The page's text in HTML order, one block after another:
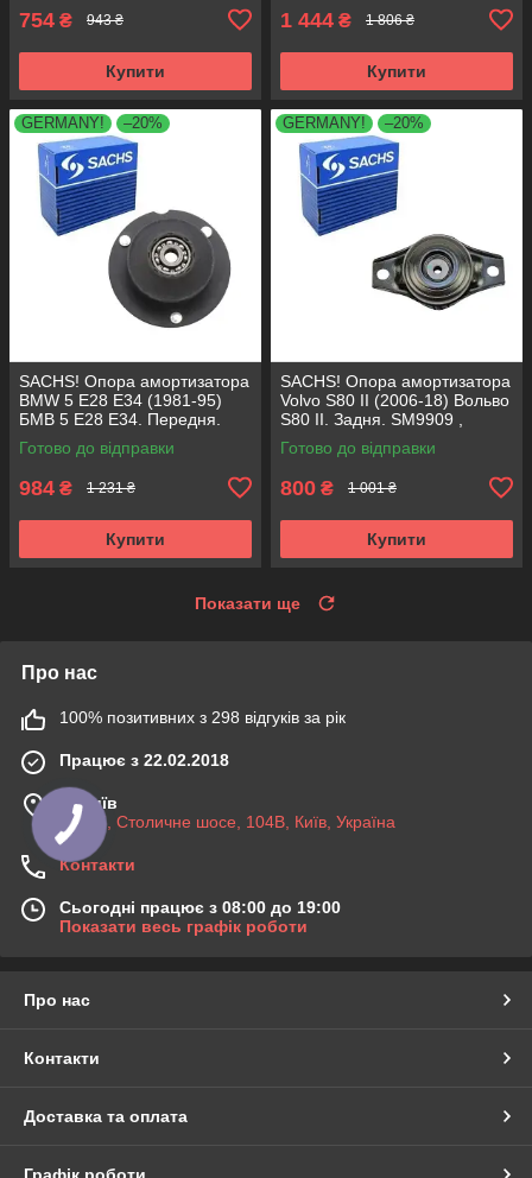
754 ₴ 943 ₴
Купити
1 444 ₴ 1 806 ₴
Купити
GERMANY! –20%
SACHS! Опора амортизатора
BMW 5 E28 E34 (1981-95)
БМВ 5 Е28 Е34. Передня.
SM1000 , 803151 , KB650.00 ,
VKDC35801
Готово до відправки
984 ₴ 1 231 ₴
Купити
GERMANY! –20%
SACHS! Опора амортизатора
Volvo S80 II (2006-18) Вольво
S80 II. Задня. SM9909 ,
802416 , KB952.10 ,
VKDA40436
Готово до відправки
800 ₴ 1 001 ₴
Купити
Показати ще
Про нас
100% позитивних з 298 відгуків за рік
Працює з 22.02.2018
м. Київ
03045, Столичне шосе, 104B, Київ, Україна
Контакти
Сьогодні працює з 08:00 до 19:00
Показати весь графік роботи
Про нас
Контакти
Доставка та оплата